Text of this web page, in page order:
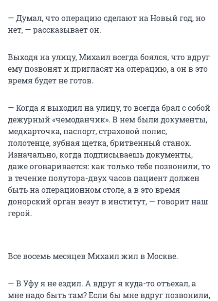
— Думал, что операцию сделают на Новый год, но
нет, — рассказывает он.
Выходя на улицу, Михаил всегда боялся, что вдруг
ему позвонят и пригласят на операцию, а он в это
время будет не готов.
— Когда я выходил на улицу, то всегда брал с собой
дежурный «чемоданчик». В нем были документы,
медкарточка, паспорт, страховой полис,
полотенце, зубная щетка, бритвенный станок.
Изначально, когда подписываешь документы,
даже оговаривается: как только тебе позвонили, то
в течение полутора-двух часов пациент должен
быть на операционном столе, а в это время
донорский орган везут в институт, — говорит наш
герой.
Все восемь месяцев Михаил жил в Москве.
— В Уфу я не ездил. А вдруг я куда-то отъехал, а
мне надо быть там? Если бы мне вдруг позвонили,